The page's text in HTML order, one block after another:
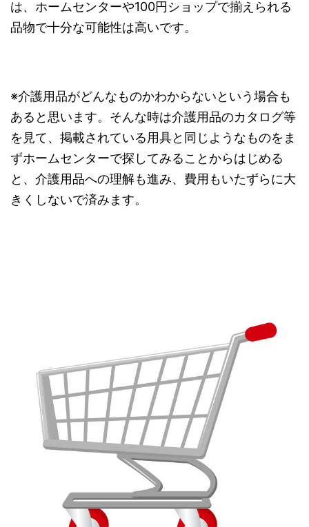
は、ホームセンターや100円ショップで揃えられる
品物で十分な可能性は高いです。
※介護用品がどんなものかわからないという場合も
あると思います。そんな時は介護用品のカタログ等
を見て、掲載されている用具と同じようなものをま
ずホームセンターで探してみることからはじめる
と、介護用品への理解も進み、費用もいたずらに大
きくしないで済みます。